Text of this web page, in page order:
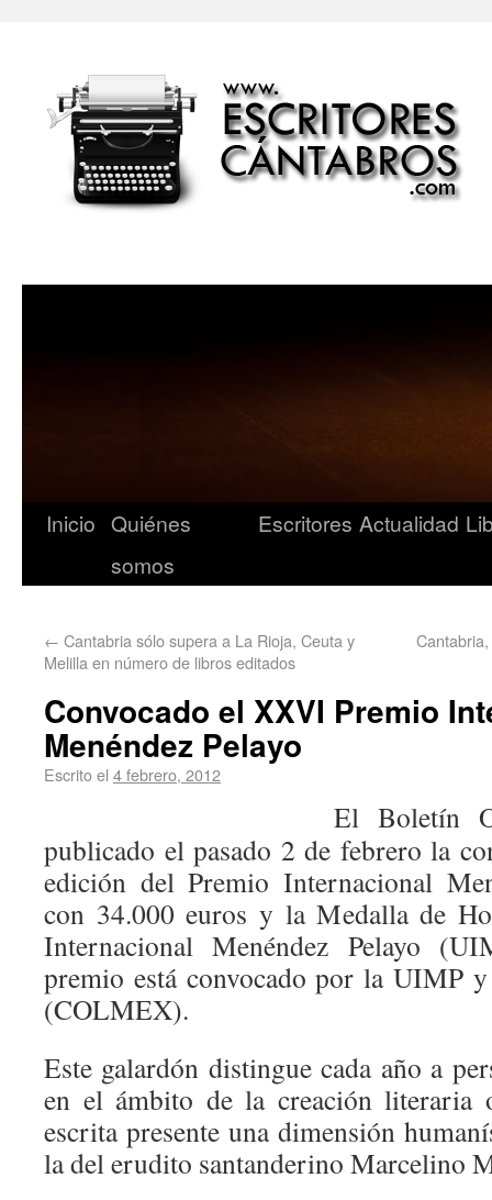
Inicio Quiénes
somos
Escritores Actualidad
← Cantabria sólo supera a La Rioja, Ceuta y
Melilla en número de libros editados
Convocado el XXVI Premio
Menéndez Pelayo
Escrito el 4 febrero, 2012
El Boletín
publicado el pasado 2 de febrero la
edición del Premio Internacional
con 34.000 euros y la Medalla de
Internacional Menéndez Pelayo
premio está convocado por la UIMP
(COLMEX).
Este galardón distingue cada año a
en el ámbito de la creación literaria
escrita presente una dimensión
la del erudito santanderino Marcelino